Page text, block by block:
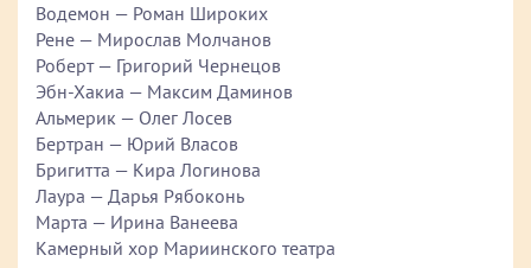
Водемон — Роман Широких
Рене — Мирослав Молчанов
Роберт — Григорий Чернецов
Эбн-Хакиа — Максим Даминов
Альмерик — Олег Лосев
Бертран — Юрий Власов
Бригитта — Кира Логинова
Лаура — Дарья Рябоконь
Марта — Ирина Ванеева
Камерный хор Мариинского театра